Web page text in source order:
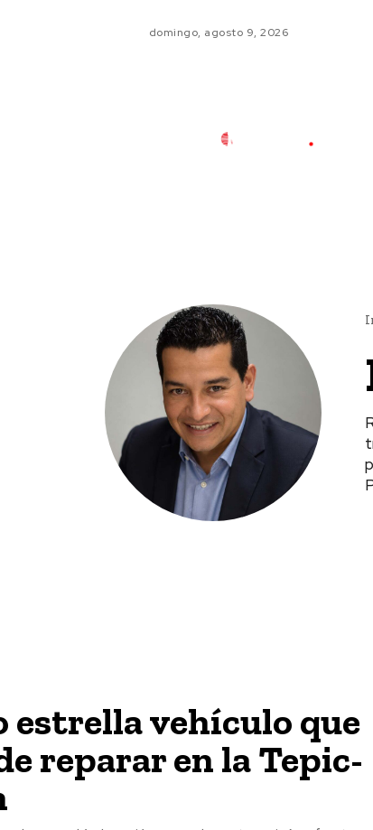
domingo, agosto 9, 2026
estrella vehículo que
reparar en la Tepic-